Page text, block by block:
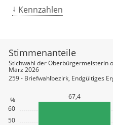
Kennzahlen
50
60
% 67,4
Stimmenanteile
Stichwahl der Oberbürgermeisterin
März 2026
259 - Briefwahlbezirk, Endgültiges